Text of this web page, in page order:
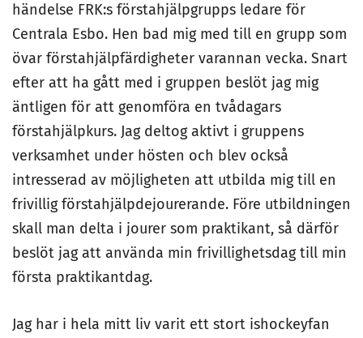
händelse FRK:s förstahjälpgrupps ledare för
Centrala Esbo. Hen bad mig med till en grupp som
övar förstahjälpfärdigheter varannan vecka. Snart
efter att ha gått med i gruppen beslöt jag mig
äntligen för att genomföra en tvådagars
förstahjälpkurs. Jag deltog aktivt i gruppens
verksamhet under hösten och blev också
intresserad av möjligheten att utbilda mig till en
frivillig förstahjälpdejourerande. Före utbildningen
skall man delta i jourer som praktikant, så därför
beslöt jag att använda min frivillighetsdag till min
första praktikantdag.
Jag har i hela mitt liv varit ett stort ishockeyfan